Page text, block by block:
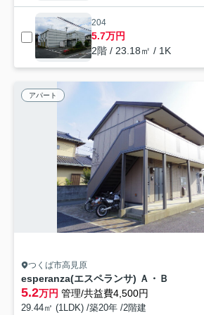
204
5.7万円
2階 / 23.18㎡ / 1K
アパート
つくば市高見原
esperanza(エスペランサ) Ａ・Ｂ
5.2万円 管理/共益費4,500円
29.44㎡ (1LDK) /築20年 /2階建